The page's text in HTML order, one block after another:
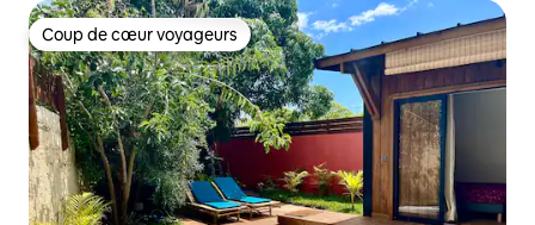
Coup de cœur voyageurs
Coup de cœur voyageurs